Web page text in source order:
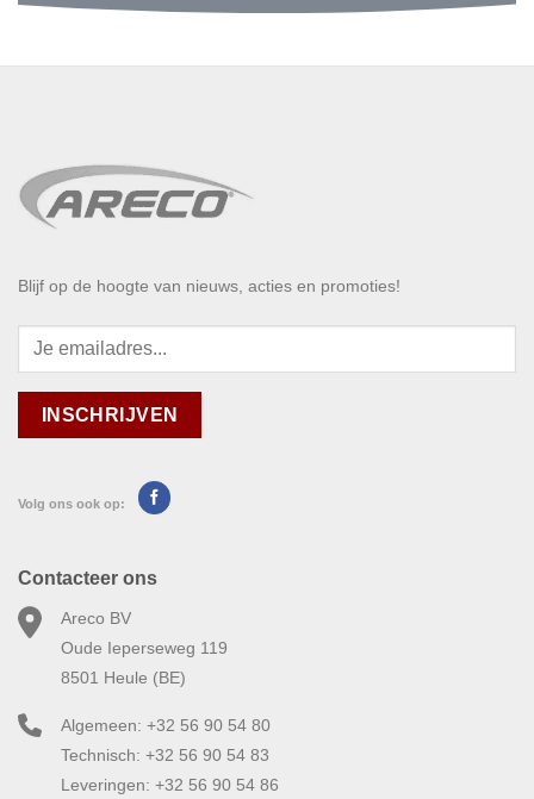
Blijf op de hoogte van nieuws, acties en promoties!
Volg ons ook op:
Contacteer ons
Areco BV
Oude Ieperseweg 119
8501 Heule (BE)
Algemeen: +32 56 90 54 80
Technisch: +32 56 90 54 83
Leveringen: +32 56 90 54 86